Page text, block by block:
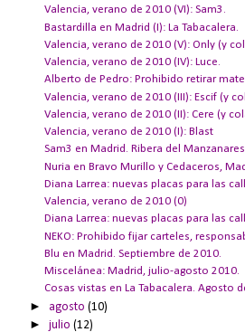
Valencia, verano de 2010 (VI): Sam3.
Bastardilla en Madrid (I): La Tabacalera.
Valencia, verano de 2010 (V): Only (y
Valencia, verano de 2010 (IV): Luce.
Alberto de Pedro: Prohibido retirar
Valencia, verano de 2010 (III): Escif (y
Valencia, verano de 2010 (II): Cere (y
Valencia, verano de 2010 (I): Blast
Sam3 en Madrid. Ribera del
Nuria en Bravo Murillo y Cedaceros,
Diana Larrea: nuevas placas para las
Valencia, verano de 2010 (0)
Diana Larrea: nuevas placas para las
NEKO: Prohibido fijar carteles,
Blu en Madrid. Septiembre de 2010.
Miscelánea: Madrid, julio-agosto 2010.
Cosas vistas en La Tabacalera. Agosto
► agosto(10)
►julio(12)